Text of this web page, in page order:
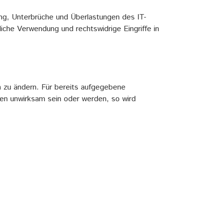
Unterbrüche und Überlastungen des IT-
Verwendung und rechtswidrige Eingriffe in
ändern. Für bereits aufgegebene
unwirksam sein oder werden, so wird